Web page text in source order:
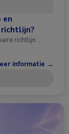
en
richtlijn …
informatie →